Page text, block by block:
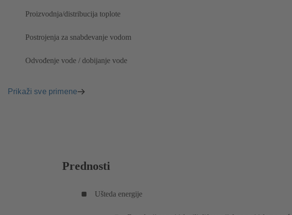
Proizvodnja/distribucija toplote
Postrojenja za snabdevanje vodom
Odvođenje vode / dobijanje vode
Prikaži sve primene
Prednosti
Ušteda energije